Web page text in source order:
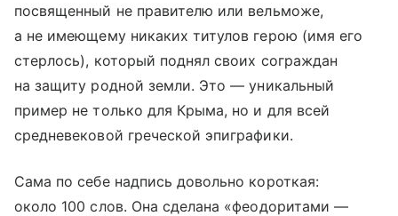
посвященный не правителю или вельможе,
а не имеющему никаких титулов герою (имя его
стерлось), который поднял своих сограждан
на защиту родной земли. Это — уникальный
пример не только для Крыма, но и для всей
средневековой греческой эпиграфики.
Сама по себе надпись довольно короткая:
около 100 слов. Она сделана «феодоритами —